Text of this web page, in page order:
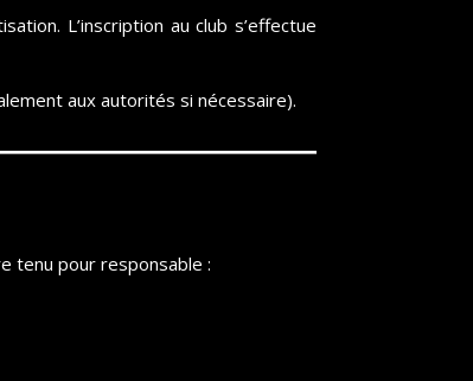
L’inscription au club s’effectue
aux autorités si nécessaire).
tenu pour responsable :